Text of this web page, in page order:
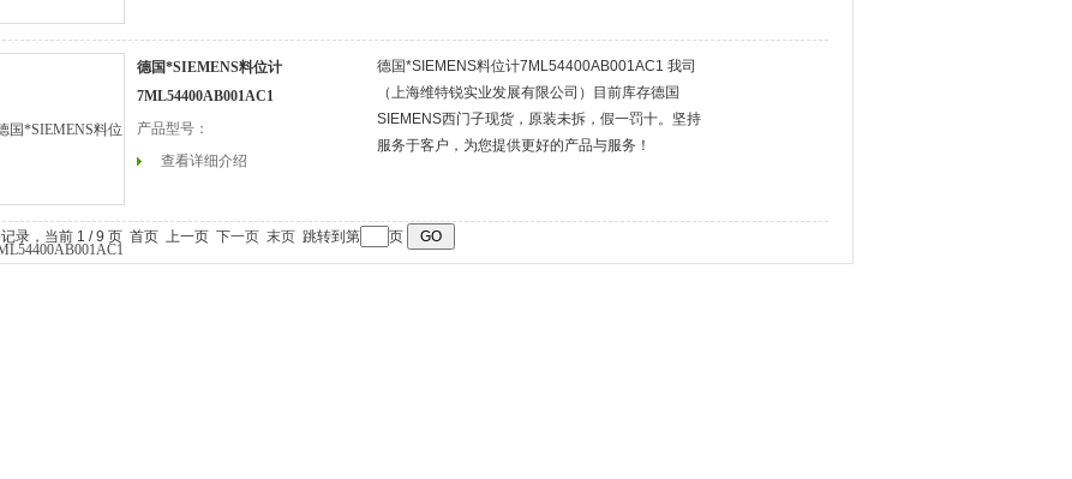
德国*SIEMENS料位计
7ML54400AB001AC1
产品型号：
查看详细介绍
德国*SIEMENS料位计7ML54400AB001AC1 我司
（上海维特锐实业发展有限公司）目前库存德国
SIEMENS西门子现货，原装未拆，假一罚十。坚持
服务于客户，为您提供更好的产品与服务！
录，当前 1 / 9 页 首页 上一页 下一页 末页 跳转到第 页